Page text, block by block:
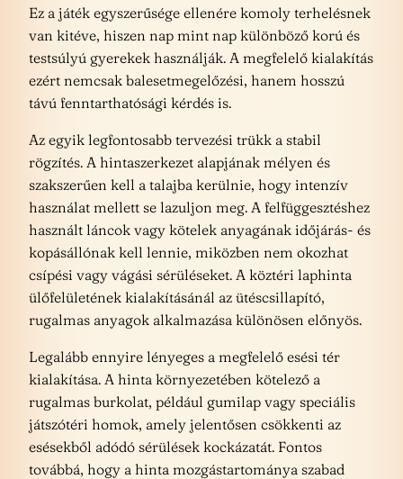
Ez a játék egyszerűsége ellenére komoly terhelésnek
van kitéve, hiszen nap mint nap különböző korú és
testsúlyú gyerekek használják. A megfelelő kialakítás
ezért nemcsak balesetmegelőzési, hanem hosszú
távú fenntarthatósági kérdés is.
Az egyik legfontosabb tervezési trükk a stabil
rögzítés. A hintaszerkezet alapjának mélyen és
szakszerűen kell a talajba kerülnie, hogy intenzív
használat mellett se lazuljon meg. A felfüggesztéshez
használt láncok vagy kötelek anyagának időjárás- és
kopásállónak kell lennie, miközben nem okozhat
csípési vagy vágási sérüléseket. A köztéri laphinta
ülőfelületének kialakításánál az ütéscsillapító,
rugalmas anyagok alkalmazása különösen előnyös.
Legalább ennyire lényeges a megfelelő esési tér
kialakítása. A hinta környezetében kötelező a
rugalmas burkolat, például gumilap vagy speciális
játszótéri homok, amely jelentősen csökkenti az
esésekből adódó sérülések kockázatát. Fontos
továbbá, hogy a hinta mozgástartománya szabad